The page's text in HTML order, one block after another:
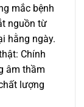
mắc bệnh
nguồn từ
hằng ngày.
Chính
âm thầm
lượng